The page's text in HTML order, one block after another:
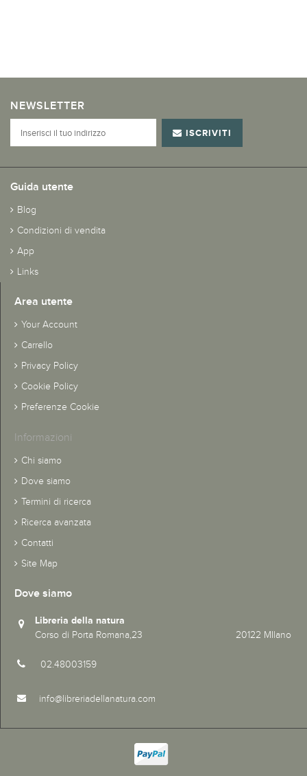
NEWSLETTER
ISCRIVITI
Guida utente
Blog
Condizioni di vendita
App
Links
Area utente
Your Account
Carrello
Privacy Policy
Cookie Policy
Preferenze Cookie
Informazioni
Chi siamo
Dove siamo
Termini di ricerca
Ricerca avanzata
Contatti
Site Map
Dove siamo
Libreria della natura
Corso di Porta Romana,23 20122 MIlano
02.48003159
info@libreriadellanatura.com